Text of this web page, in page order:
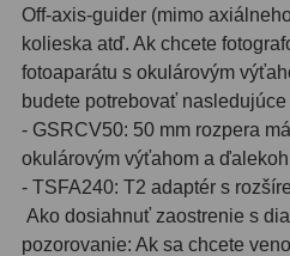
Kolimátory22
Svietidlá
Čistiace prostriedky28
Púzdra a kufre64
Iné 10
Off-axis-guider (mimo
kolieska atď. Ak chcete
fotoaparátu s okulárovým
budete potrebovať
- GSRCV50: 50 mm rozpera
okulárovým výťahom a
- TSFA240: T2 adaptér s
Ako dosiahnuť zaostrenie s
pozorovanie: Ak sa chcete